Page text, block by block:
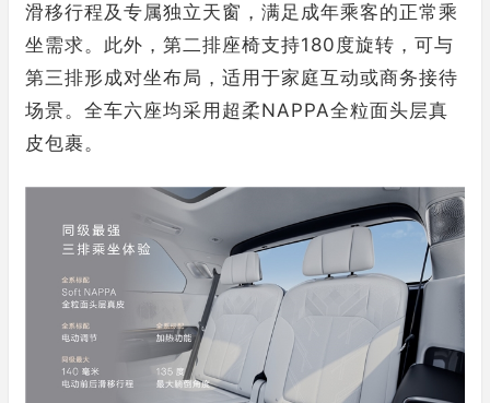
滑移行程及专属独立天窗，满足成年乘客的正常乘
坐需求。此外，第二排座椅支持180度旋转，可与
第三排形成对坐布局，适用于家庭互动或商务接待
场景。全车六座均采用超柔NAPPA全粒面头层真
皮包裹。